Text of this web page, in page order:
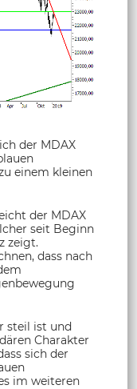
der MDAX
einem kleinen
der MDAX
seit Beginn
zeigt.
dass nach
steil ist und
Charakter
sich der
im weiteren